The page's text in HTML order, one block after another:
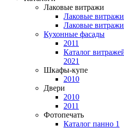
Лаковые витражи
Лаковые витражи
Лаковые витражи
Кухонные фасады
2011
Каталог
2021
Шкафы-купе
2010
Двери
2010
2011
Фотопечать
Каталог панно 1